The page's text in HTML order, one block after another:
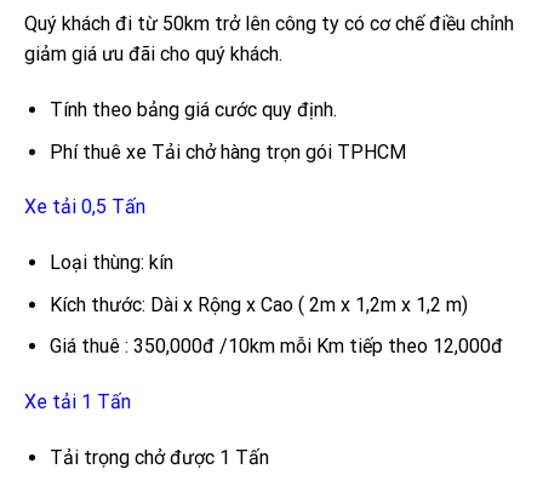
Quý khách đi từ 50km trở lên công ty có cơ chế điều chỉnh
giảm giá ưu đãi cho quý khách.
Tính theo bảng giá cước quy định.
Phí thuê xe Tải chở hàng trọn gói TPHCM
Xe tải 0,5 Tấn
Loại thùng: kín
Kích thước: Dài x Rộng x Cao ( 2m x 1,2m x 1,2 m)
Giá thuê : 350,000đ /10km mỗi Km tiếp theo 12,000đ
Xe tải 1 Tấn
Tải trọng chở được 1 Tấn